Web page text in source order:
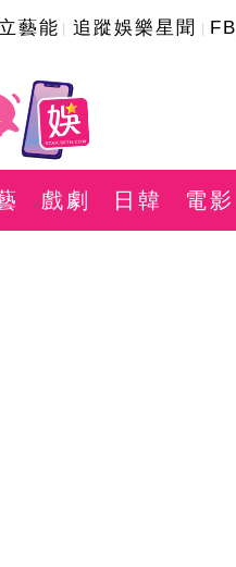
藝能 追蹤娛樂星聞 FB
戲劇 日韓 電影